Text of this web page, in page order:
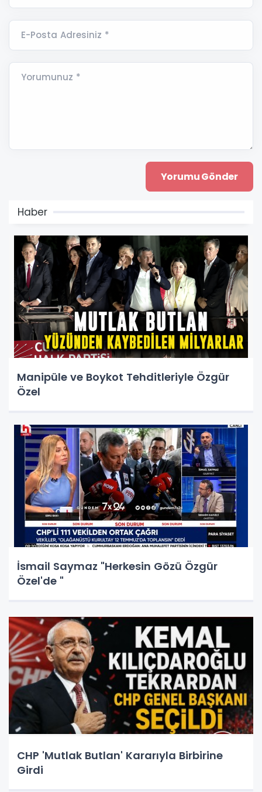
E-Posta Adresiniz *
Yorumunuz *
Haber
Manipüle ve Boykot Tehditleriyle Özgür
Özel
İsmail Saymaz "Herkesin Gözü Özgür
Özel'de "
CHP 'Mutlak Butlan' Kararıyla Birbirine
Girdi